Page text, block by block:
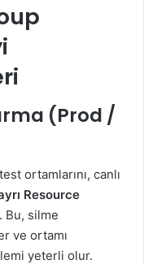
(Prod /
ortamlarını, canlı
Resource
Bu, silme
ve ortamı
yeterli olur.